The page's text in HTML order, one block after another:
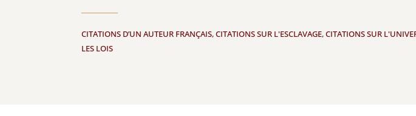
CITATIONS D’UN AUTEUR FRANÇAIS,CITATIONS SUR L'ESCLAVAGE,CITATIONS SUR
LES LOIS